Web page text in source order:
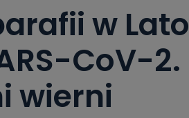
w
CoV-2.
wierni